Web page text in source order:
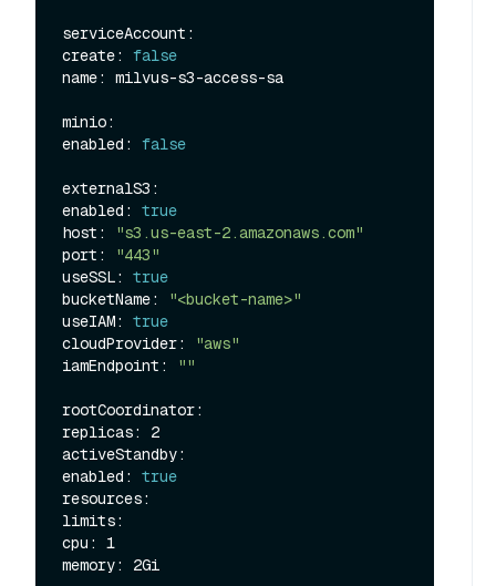
serviceAccount:
create: false
name: milvus-s3-access-sa
minio:
enabled: false
externalS3:
enabled: true
host:
"s3.us-east-2.amazonaws.com"
port:
"443"
useSSL: true
bucketName:
"<bucket-name>"
useIAM: true
cloudProvider:
"aws"
iamEndpoint:
""
rootCoordinator:
replicas: 2
activeStandby:
enabled: true
resources:
limits:
cpu: 1
memory: 2Gi